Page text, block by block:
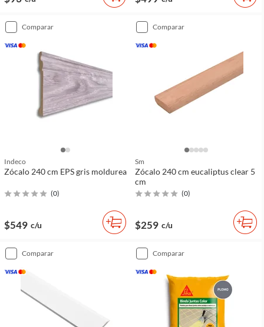
comparar
Indeco
Zócalo 240 cm EPS gris moldurea
(0)
$549 c/u
comparar
Sm
Zócalo 240 cm eucaliptus clear 5
cm
(0)
$259 c/u
comparar comparar